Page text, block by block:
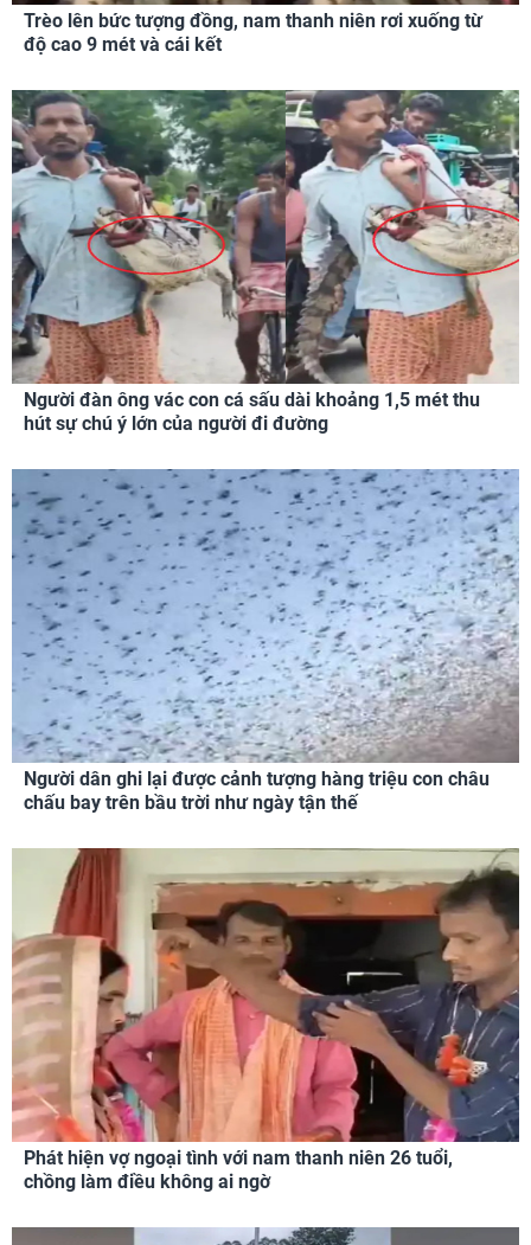
Trèo lên bức tượng đồng, nam thanh niên rơi xuống từ
độ cao 9 mét và cái kết
Người đàn ông vác con cá sấu dài khoảng 1,5 mét thu
hút sự chú ý lớn của người đi đường
Người dân ghi lại được cảnh tượng hàng triệu con châu
chấu bay trên bầu trời như ngày tận thế
Phát hiện vợ ngoại tình với nam thanh niên 26 tuổi,
chồng làm điều không ai ngờ